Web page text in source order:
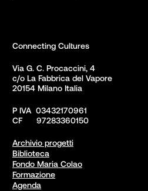
Connecting Cultures
Via G. C. Procaccini, 4
c/o La Fabbrica del Vapore
20154 Milano Italia
P IVA  03432170961
CF      97283360150
Archivio progetti
Biblioteca
Fondo Maria Colao
Formazione
Agenda